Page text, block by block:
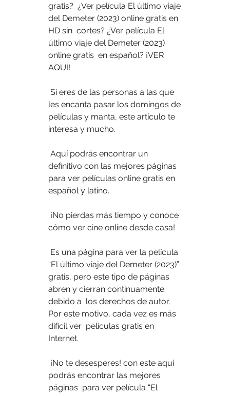
gratis?  ¿Ver película El último viaje
del Demeter (2023) online gratis en
HD sin  cortes? ¿Ver película El
último viaje del Demeter (2023)
online gratis  en español? ¡VER
AQUI!
les encanta pasar los domingos de
películas y manta, este artículo te
interesa y mucho.
definitivo con las mejores páginas
para ver películas online gratis en
español y latino.
cómo ver cine online desde casa!
“El último viaje del Demeter (2023)”
gratis, pero este tipo de páginas
abren y cierran continuamente
debido a  los derechos de autor.
Por este motivo, cada vez es más
difícil ver  películas gratis en
Internet.
podrás encontrar las mejores
páginas  para ver película “El